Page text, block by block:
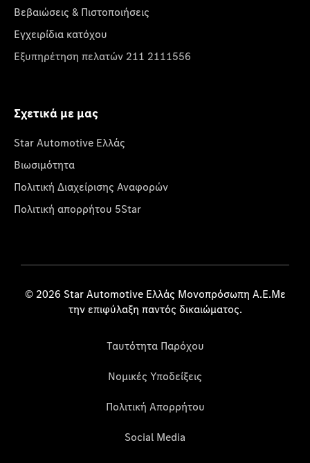
Βεβαιώσεις & Πιστοποιήσεις
Εγχειρίδια κατόχου
Εξυπηρέτηση πελατών 211 2111556
Σχετικά με μας
Star Automotive Ελλάς
Βιωσιμότητα
Πολιτική Διαχείρισης Αναφορών
Πολιτική απορρήτου 5Star
© 2026 Star Automotive Ελλάς Μονοπρόσωπη Α.Ε.Με
την επιφύλαξη παντός δικαιώματος.
Ταυτότητα Παρόχου
Νομικές Υποδείξεις
Πολιτική Απορρήτου
Social Media